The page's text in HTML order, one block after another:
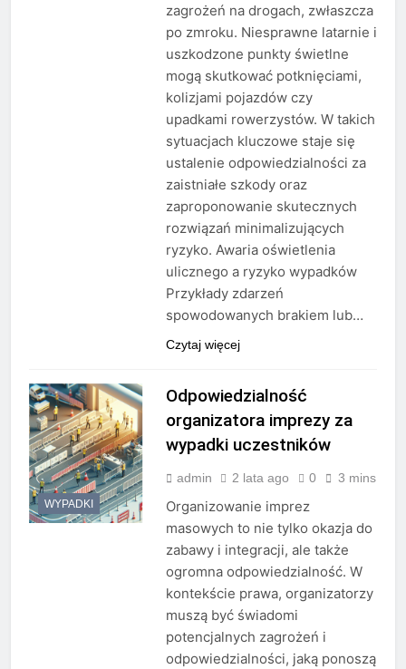
zagrożeń na drogach, zwłaszcza
po zmroku. Niesprawne latarnie i
uszkodzone punkty świetlne
mogą skutkować potknięciami,
kolizjami pojazdów czy
upadkami rowerzystów. W takich
sytuacjach kluczowe staje się
ustalenie odpowiedzialności za
zaistniałe szkody oraz
zaproponowanie skutecznych
rozwiązań minimalizujących
ryzyko. Awaria oświetlenia
ulicznego a ryzyko wypadków
Przykłady zdarzeń
spowodowanych brakiem lub…
Czytaj więcej
WYPADKI
Odpowiedzialność
organizatora imprezy za
wypadki uczestników
admin 2 lata ago 0 3 mins
Organizowanie imprez
masowych to nie tylko okazja do
zabawy i integracji, ale także
ogromna odpowiedzialność. W
kontekście prawa, organizatorzy
muszą być świadomi
potencjalnych zagrożeń i
odpowiedzialności, jaką ponoszą